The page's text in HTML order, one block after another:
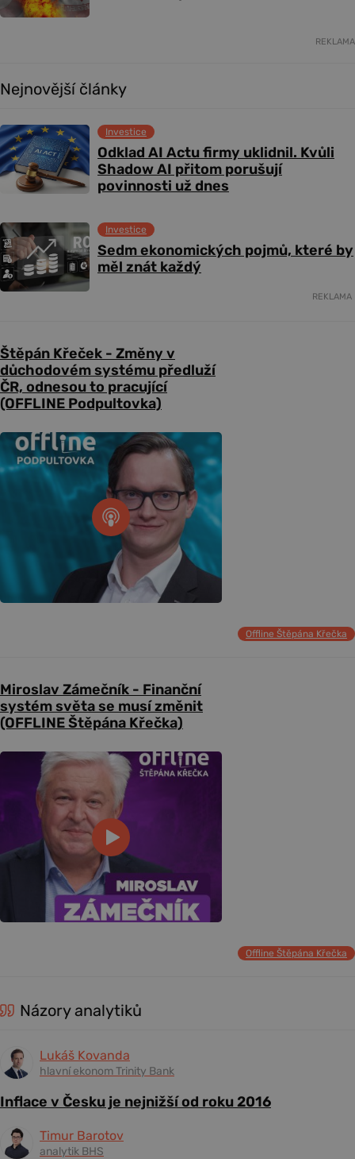
REKLAMA
Nejnovější články
Odklad AI Actu firmy uklidnil. Kvůli
Shadow AI přitom porušují
povinnosti už dnes
Investice
Sedm ekonomických pojmů, které by
měl znát každý
Investice
REKLAMA
Štěpán Křeček - Změny v
důchodovém systému předluží
ČR, odnesou to pracující
(OFFLINE Podpultovka)
Offline Štěpána Křečka
Miroslav Zámečník - Finanční
systém světa se musí změnit
(OFFLINE Štěpána Křečka)
Offline Štěpána Křečka
Názory analytiků
Lukáš Kovanda
hlavní ekonom Trinity Bank
Inflace v Česku je nejnižší od roku 2016
Timur Barotov
analytik BHS